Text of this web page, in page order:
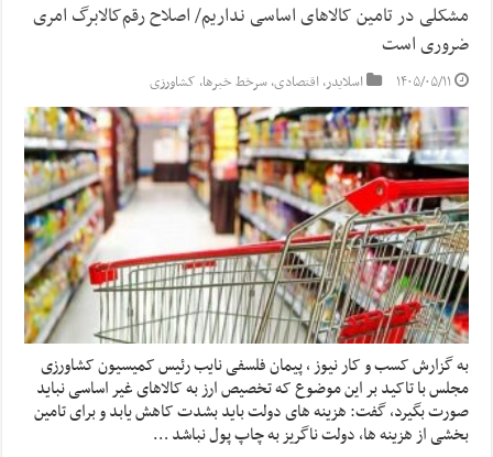
مشکلی در تامین کالاهای اساسی نداریم/ اصلاح رقم‌کالابرگ امری
ضروری است
۱۴۰۵/۰۵/۱۱ اسلایدر,اقتصادی,سرخط خبرها, کشاورزی
به گزارش کسب و کار نیوز ، پیمان فلسفی نایب رئیس کمیسیون کشاورزی
مجلس با تاکید بر این موضوع که تخصیص ارز به کالاهای غیر اساسی نباید
صورت بگیرد، گفت: هزینه های دولت باید بشدت کاهش یابد و برای تامین
بخشی از هزینه ها، دولت ناگریز به چاپ پول نباشد …